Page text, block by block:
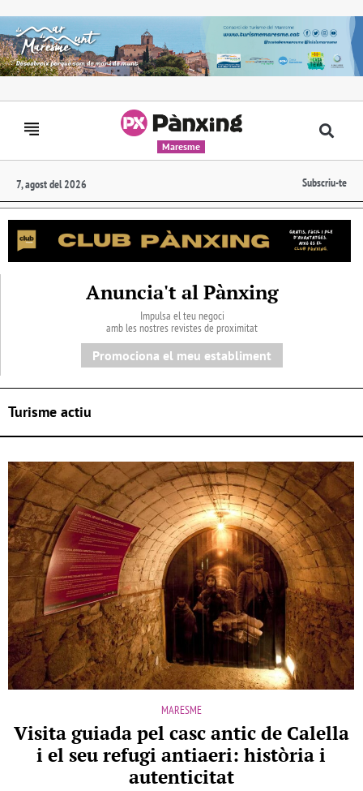
Maresme
7, agost del 2026 Subscriu-te
Anuncia't al Pànxing
Impulsa el teu negoci
amb les nostres revistes de proximitat
Promociona el meu establiment
Turisme actiu
MARESME
Visita guiada pel casc antic de Calella
i el seu refugi antiaeri: història i
autenticitat